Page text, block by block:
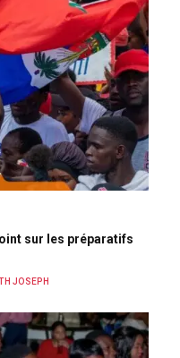
sur les préparatifs
JOSEPH